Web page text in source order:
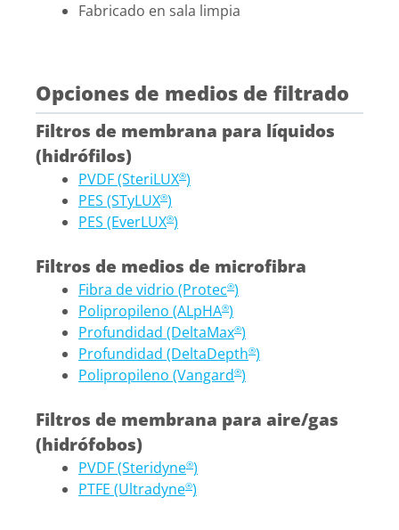
Fabricado en sala limpia
Opciones de medios de filtrado
Filtros de membrana para líquidos
(hidrófilos)
PVDF (SteriLUX®)
PES (STyLUX®)
PES (EverLUX®)
Filtros de medios de microfibra
Fibra de vidrio (Protec®)
Polipropileno (ALpHA®)
Profundidad (DeltaMax®)
Profundidad (DeltaDepth®)
Polipropileno (Vangard®)
Filtros de membrana para aire/gas
(hidrófobos)
PVDF (Steridyne®)
PTFE (Ultradyne®)